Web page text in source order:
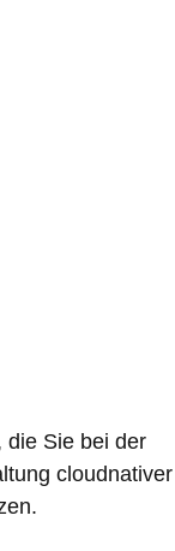
die Sie bei der
cloudnativer